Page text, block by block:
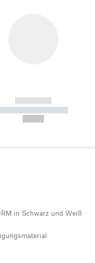
------------
-----------
in Schwarz und Weiß